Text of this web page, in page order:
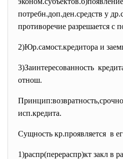
потребн.доп.ден.средств у
противоречие разрешается с
2)Юр.самост.кредитора и
3)Заинтересованность
отнош.
Принцип:возвратность,
исп.кредита.
Сущность кр.проявляется в
1)распр(перераспр)кт закл в